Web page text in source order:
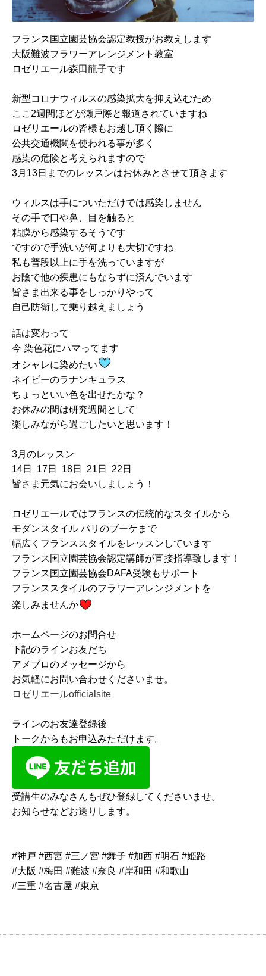
フランス国立園芸協会認定教授がお教えします
大阪難波フラワーアレンジメント教室
ロゼリエール森田龍子です
新型コロナウィルスの感染拡大を抑え込むため
ここ2週間ほどが瀬戸際と報道されていますね
ロゼリエールの皆様もお越し頂く際に
公共交通機関を使われる事が多く
感染の危険と考えられますので
3月13日までのレッスンはお休みとさせて頂きます
ウィルスは手についただけでは感染しません
その手で口や鼻、目を触ると
粘膜から感染するそうです
ですので手洗いが何よりも大切ですね
私も普段以上に手を洗っていますが
お陰で他の疾患にもならずに済んでいます
皆さま出来る事をしっかりやって
自己防衛して乗り越えましょう
話は変わって
今 染色花にハマってます
オシャレに染めたい
ネイビーのラナンキュラス
ちょっといい色を出せたかな？
お休みの間は研究週間として
楽しみながら過ごしたいと思います！
3月のレッスン
14日 17日 18日 21日 22日
皆さま元気にお会いしましょう！
ロゼリエールではフランスの伝統的なスタイルから
モダンスタイル パリのブーケまで
幅広くフランススタイルをレッスンしています
フランス国立園芸協会認定講師が直接指導致します！
フランス国立園芸協会DAFA受験もサポート
フランススタイルのフラワーアレンジメントを
楽しみませんか
ホームページのお問合せ
下記のラインお友だち
アメブロのメッセージから
お気軽にお問い合わせくださいませ。
ロゼリエールofficialsite
ラインのお友達登録後
トークからもお申込みただけます。
受講生のみなさんもぜひ登録してくださいませ。
お知らせなどお送りします。
#神戸 #西宮 #三ノ宮 #舞子 #加西 #明石 #姫路
#大阪 #梅田 #難波 #奈良 #岸和田 #和歌山
#三重 #名古屋 #東京